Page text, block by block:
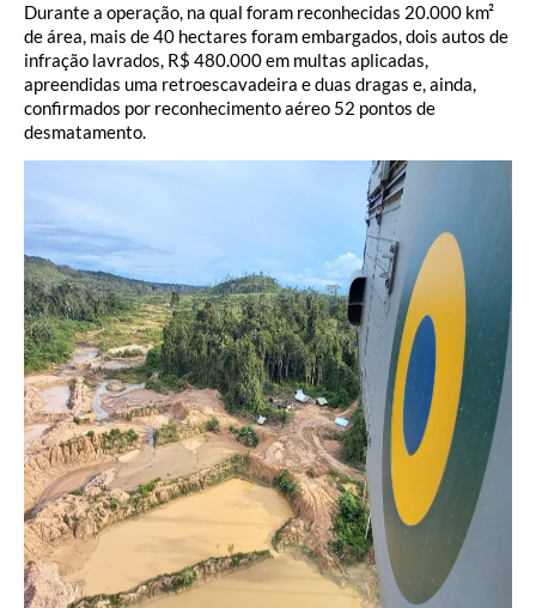
Durante a operação, na qual foram reconhecidas 20.000 km²
de área, mais de 40 hectares foram embargados, dois autos de
infração lavrados, R$ 480.000 em multas aplicadas,
apreendidas uma retroescavadeira e duas dragas e, ainda,
confirmados por reconhecimento aéreo 52 pontos de
desmatamento.